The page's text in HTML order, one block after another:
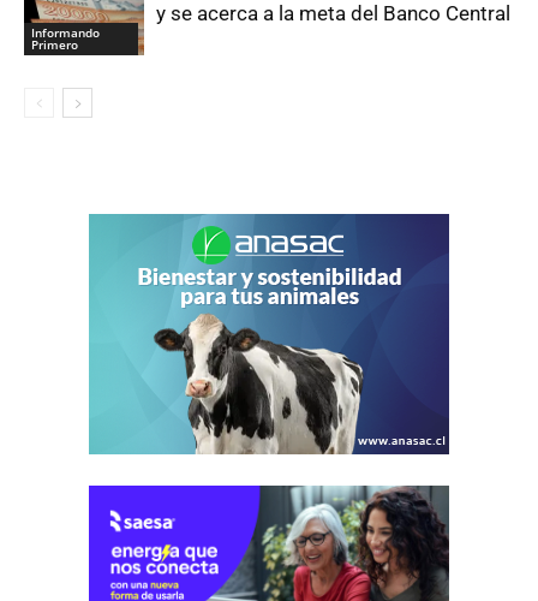
Informando
Primero
y se acerca a la meta del Banco Central